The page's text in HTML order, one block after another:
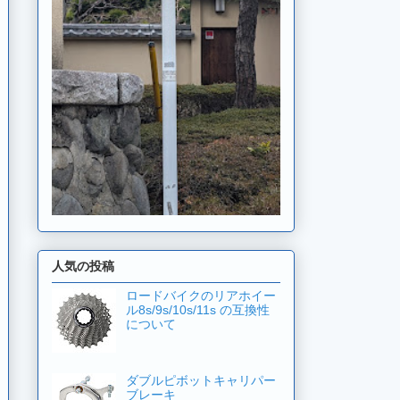
人気の投稿
ロードバイクのリアホイー
ル8s/9s/10s/11s の互換性
について
ダブルピボットキャリパー
ブレーキ